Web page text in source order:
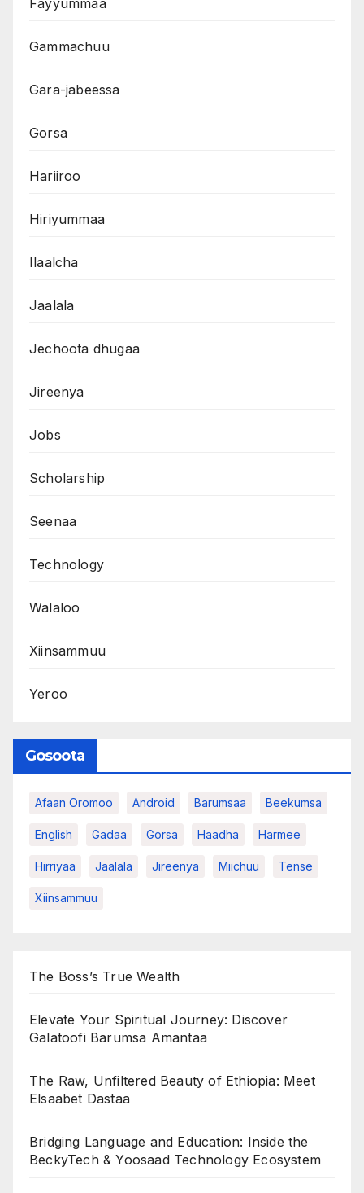
Gammachuu
Gara-jabeessa
Gorsa
Hariiroo
Hiriyummaa
Ilaalcha
Jaalala
Jechoota dhugaa
Jireenya
Jobs
Scholarship
Seenaa
Technology
Walaloo
Xiinsammuu
Yeroo
Gosoota
Afaan Oromoo Android Barumsaa Beekumsa
English Gadaa Gorsa Haadha Harmee
Hirriyaa Jaalala Jireenya Miichuu Tense
Xiinsammuu
The Boss’s True Wealth
Elevate Your Spiritual Journey: Discover
Galatoofi Barumsa Amantaa
The Raw, Unfiltered Beauty of Ethiopia: Meet
Elsaabet Dastaa
Bridging Language and Education: Inside the
BeckyTech & Yoosaad Technology Ecosystem